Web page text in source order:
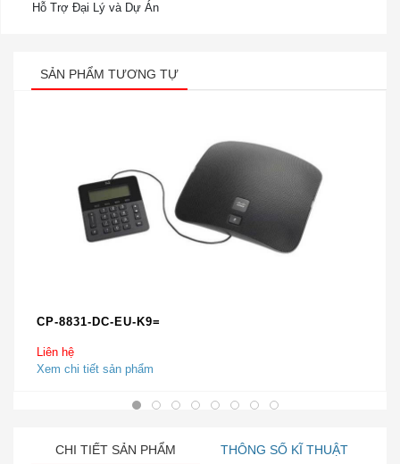
Hỗ Trợ Đại Lý và Dự Án
SẢN PHẨM TƯƠNG TỰ
CP-8831-DC-EU-K9=
Liên hệ
Xem chi tiết sản phẩm
CHI TIẾT SẢN PHẨM THÔNG SỐ KĨ THUẬT